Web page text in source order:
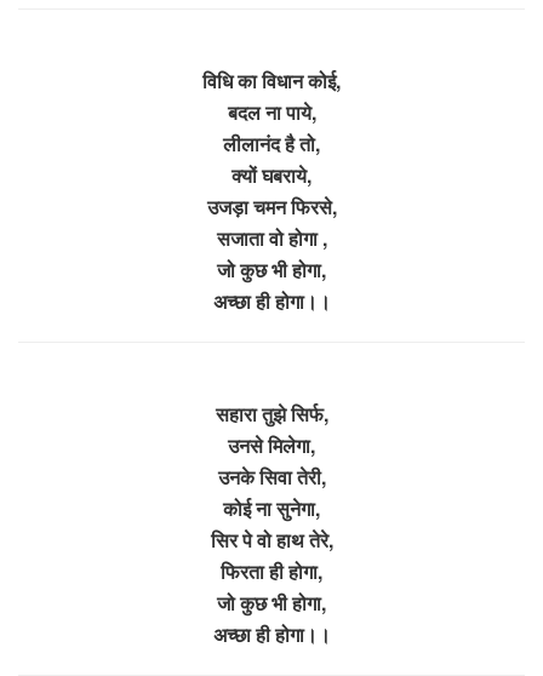
विधि का विधान कोई,
बदल ना पाये,
लीलानंद है तो,
क्यों घबराये,
उजड़ा चमन फिरसे,
सजाता वो होगा ,
जो कुछ भी होगा,
अच्छा ही होगा।।
सहारा तुझे सिर्फ,
उनसे मिलेगा,
उनके सिवा तेरी,
कोई ना सुनेगा,
सिर पे वो हाथ तेरे,
फिरता ही होगा,
जो कुछ भी होगा,
अच्छा ही होगा।।